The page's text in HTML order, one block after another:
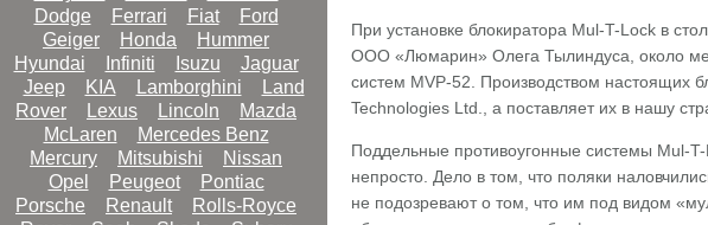
Dodge
Ferrari Fiat
Ford
Geiger
Honda
Hummer
Hyundai
Infiniti Isuzu
Jaguar
Jeep
KIA Lamborghini
Land
Rover
Lexus Lincoln
Mazda
McLaren
Mercedes Benz
Mercury
Mitsubishi
Nissan
Opel
Peugeot
Pontiac
Porsche
Renault
Rolls-Royce
При установке блокиратора Mul-T-Lock в
ООО «Люмарин» Олега Тылиндуса, около
систем MVP-52. Производством настоящих
Technologies Ltd., а поставляет их в нашу
Поддельные противоугонные системы Mul-
непросто. Дело в том, что поляки
не подозревают о том, что им под видом